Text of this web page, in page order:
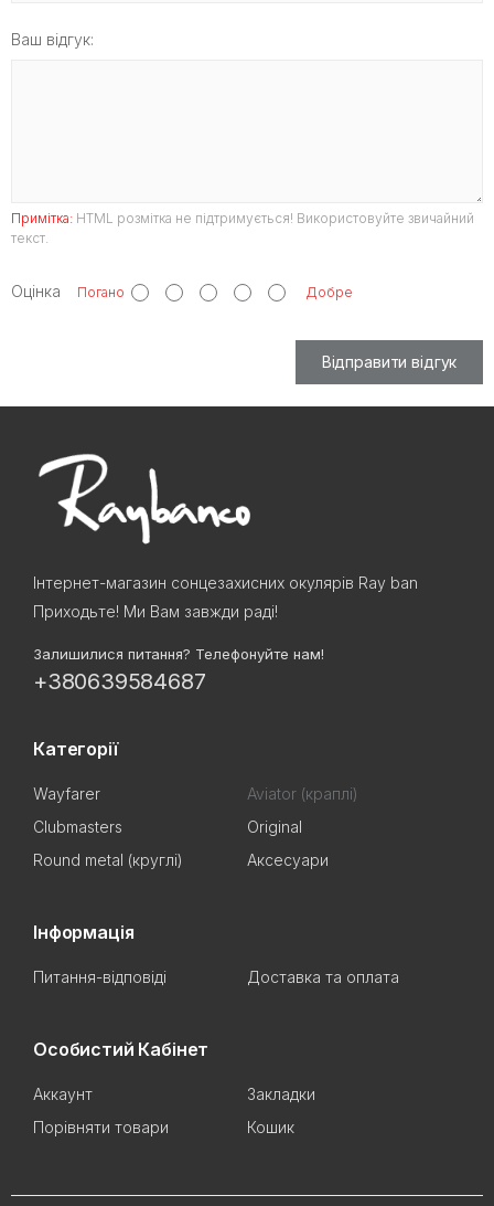
Ваш відгук:
Примітка: HTML розмітка не підтримується! Використовуйте звичайний
текст.
Оцінка Погано Добре
Відправити відгук
Інтернет-магазин сонцезахисних окулярів Ray ban
Приходьте! Ми Вам завжди раді!
Залишилися питання? Телефонуйте нам!
+380639584687
Категорії
Wayfarer
Aviator (краплі)
Clubmasters
Original
Round metal (круглі)
Аксесуари
Інформація
Питання-відповіді Доставка та оплата
Особистий Кабінет
Аккаунт
Закладки
Порівняти товари
Кошик